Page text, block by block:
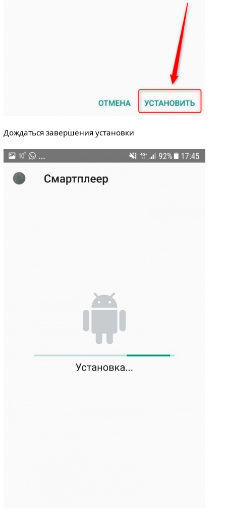
Дождаться завершения установки